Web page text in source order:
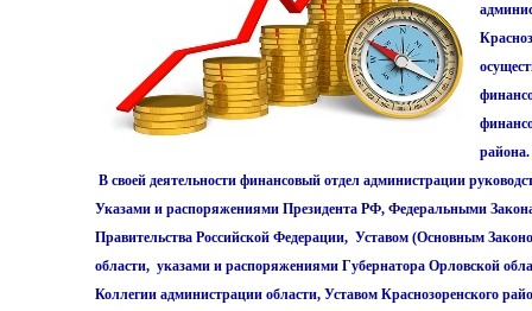
района.
В своей деятельности финансовый отдел администрации
Указами и распоряжениями Президента РФ, Федеральными
Правительства Российской Федерации, Уставом (Основным
области, указами и распоряжениями Губернатора Орловской
Коллегии администрации области, Уставом Краснозоренского